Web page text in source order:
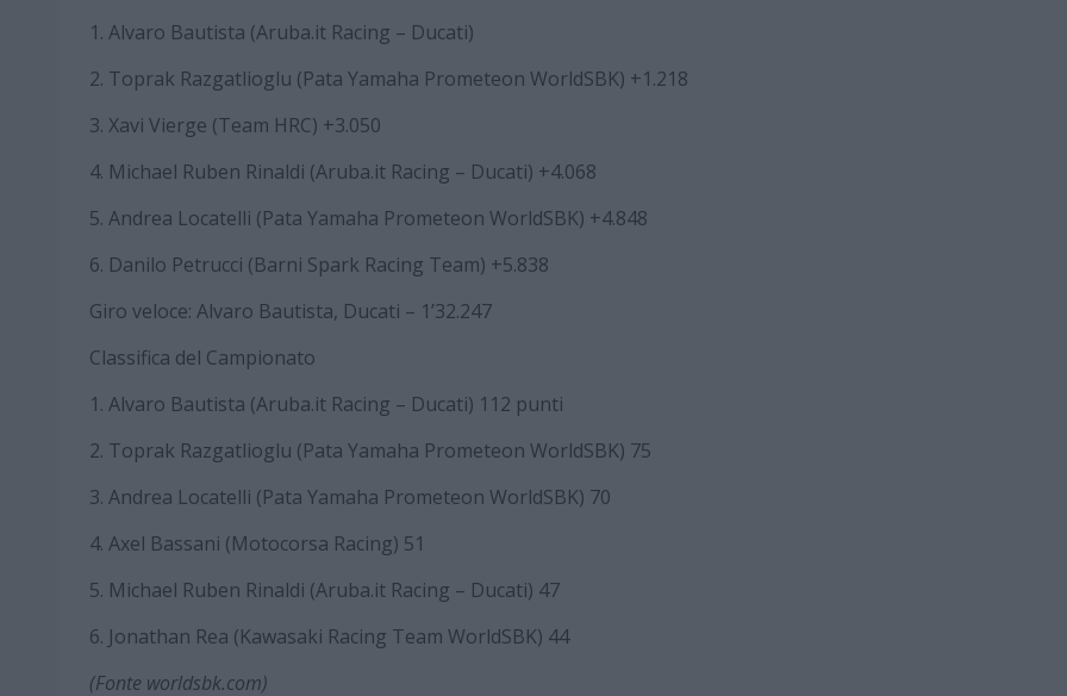
1. Alvaro Bautista (Aruba.it Racing – Ducati)
2. Toprak Razgatlioglu (Pata Yamaha Prometeon WorldSBK) +1.218
3. Xavi Vierge (Team HRC) +3.050
4. Michael Ruben Rinaldi (Aruba.it Racing – Ducati) +4.068
5. Andrea Locatelli (Pata Yamaha Prometeon WorldSBK) +4.848
6. Danilo Petrucci (Barni Spark Racing Team) +5.838
Giro veloce: Alvaro Bautista, Ducati – 1’32.247
Classifica del Campionato
1. Alvaro Bautista (Aruba.it Racing – Ducati) 112 punti
2. Toprak Razgatlioglu (Pata Yamaha Prometeon WorldSBK) 75
3. Andrea Locatelli (Pata Yamaha Prometeon WorldSBK) 70
4. Axel Bassani (Motocorsa Racing) 51
5. Michael Ruben Rinaldi (Aruba.it Racing – Ducati) 47
6. Jonathan Rea (Kawasaki Racing Team WorldSBK) 44
(Fonte worldsbk.com)